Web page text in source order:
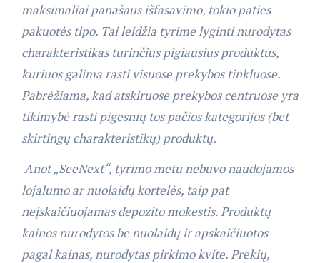
maksimaliai panašaus išfasavimo, tokio paties
pakuotės tipo. Tai leidžia tyrime lyginti nurodytas
charakteristikas turinčius pigiausius produktus,
kuriuos galima rasti visuose prekybos tinkluose.
Pabrėžiama, kad atskiruose prekybos centruose yra
tikimybė rasti pigesnių tos pačios kategorijos (bet
skirtingų charakteristikų) produktų.
Anot „SeeNext“, tyrimo metu nebuvo naudojamos
lojalumo ar nuolaidų kortelės, taip pat
neįskaičiuojamas depozito mokestis. Produktų
kainos nurodytos be nuolaidų ir apskaičiuotos
pagal kainas, nurodytas pirkimo kvite. Prekių,